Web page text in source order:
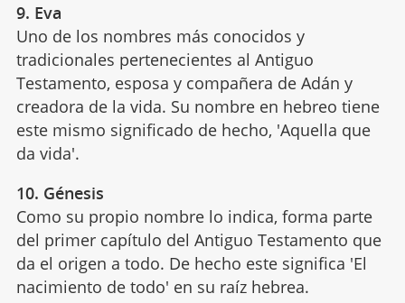
9. Eva
Uno de los nombres más conocidos y
tradicionales pertenecientes al Antiguo
Testamento, esposa y compañera de Adán y
creadora de la vida. Su nombre en hebreo tiene
este mismo significado de hecho, 'Aquella que
da vida'.
10. Génesis
Como su propio nombre lo indica, forma parte
del primer capítulo del Antiguo Testamento que
da el origen a todo. De hecho este significa 'El
nacimiento de todo' en su raíz hebrea.